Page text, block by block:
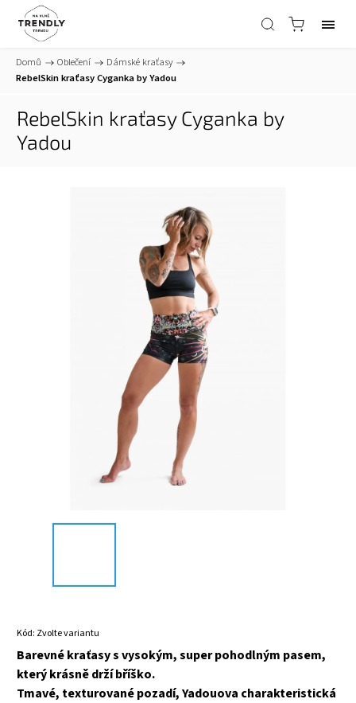
Domů / Oblečení / Dámské kraťasy /
RebelSkin kraťasy Cyganka by Yadou
RebelSkin kraťasy Cyganka by
Yadou
Kód: Zvolte variantu
Barevné kraťasy s vysokým, super pohodlným pasem,
který krásně drží bříško.
Tmavé, texturované pozadí, Yadouova charakteristická